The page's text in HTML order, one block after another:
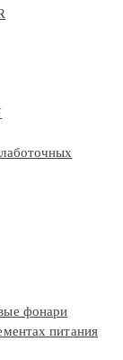
фонари
питания